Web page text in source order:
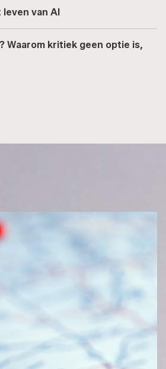
leven van AI
Waarom kritiek geen optie is,